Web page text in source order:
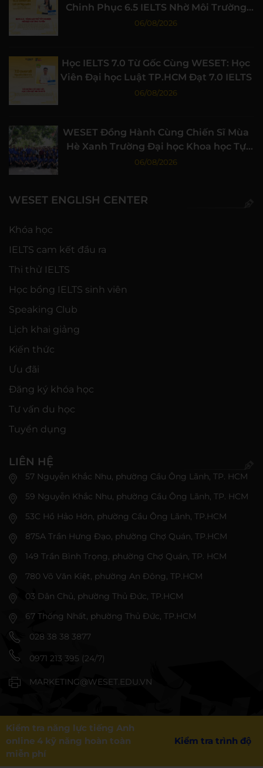
Chinh Phục 6.5 IELTS Nhờ Môi Trường
Học Tập Chất Lượng
06/08/2026
Học IELTS 7.0 Từ Gốc Cùng WESET: Học
Viên Đại học Luật TP.HCM Đạt 7.0 IELTS
06/08/2026
WESET Đồng Hành Cùng Chiến Sĩ Mùa
Hè Xanh Trường Đại học Khoa học Tự
nhiên, ĐHQG-HCM
06/08/2026
WESET ENGLISH CENTER
Khóa học
IELTS cam kết đầu ra
Thi thử IELTS
Học bổng IELTS sinh viên
Speaking Club
Lịch khai giảng
Kiến thức
Ưu đãi
Đăng ký khóa học
Tư vấn du học
Tuyển dụng
LIÊN HỆ
57 Nguyễn Khắc Nhu, phường Cầu Ông Lãnh, TP. HCM
59 Nguyễn Khắc Nhu, phường Cầu Ông Lãnh, TP. HCM
53C Hồ Hảo Hớn, phường Cầu Ông Lãnh, TP.HCM
875A Trần Hưng Đạo, phường Chợ Quán, TP.HCM
149 Trần Bình Trọng, phường Chợ Quán, TP. HCM
780 Võ Văn Kiệt, phường An Đông, TP.HCM
03 Dân Chủ, phường Thủ Đức, TP.HCM
67 Thống Nhất, phường Thủ Đức, TP.HCM
028 38 38 3877
0971 213 395 (24/7)
MARKETING@WESET.EDU.VN
Kiểm tra năng lực tiếng Anh
online 4 kỹ năng hoàn toàn
miễn phí
Kiểm tra trình độ